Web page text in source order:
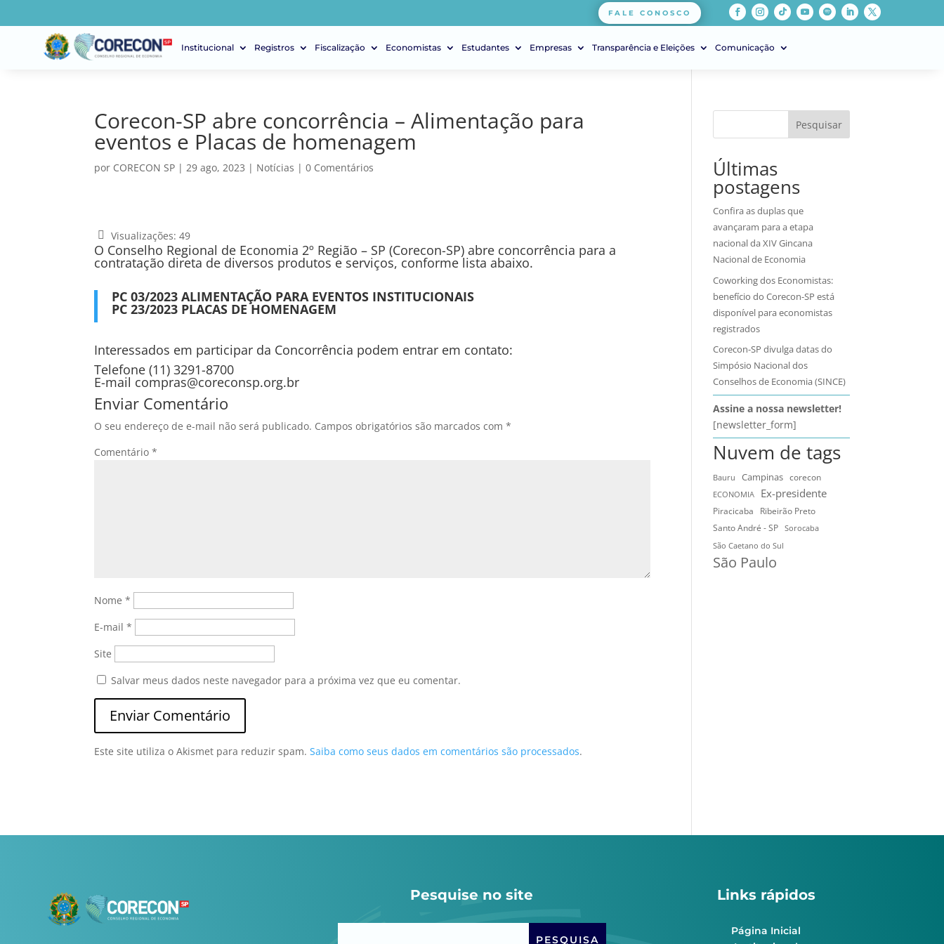
FALE CONOSCO
Institucional Registros Fiscalização Economistas Estudantes Empresas Transparência e Eleições Comunicação
Corecon-SP abre concorrência – Alimentação para
eventos e Placas de homenagem
por CORECON SP |29 ago, 2023 | Notícias |0 Comentários
Visualizações: 49
O Conselho Regional de Economia 2º Região – SP (Corecon-SP) abre concorrência para a
contratação direta de diversos produtos e serviços, conforme lista abaixo.
PC 03/2023 ALIMENTAÇÃO PARA EVENTOS INSTITUCIONAIS
PC 23/2023 PLACAS DE HOMENAGEM
Interessados em participar da Concorrência podem entrar em contato:
Telefone (11) 3291-8700
E-mail compras@coreconsp.org.br
Enviar Comentário
O seu endereço de e-mail não será publicado. Campos obrigatórios são marcados com*
Comentário*
Nome*
E-mail*
Site
Salvar meus dados neste navegador para a próxima vez que eu comentar.
Este site utiliza o Akismet para reduzir spam.Saiba como seus dados em comentários são processados.
Pesquisar
Últimas
postagens
Confira as duplas que
avançaram para a etapa
nacional da XIV Gincana
Nacional de Economia
Coworking dos Economistas:
benefício do Corecon-SP está
disponível para economistas
registrados
Corecon-SP divulga datas do
Simpósio Nacional dos
Conselhos de Economia (SINCE)
Assine a nossa newsletter!
[newsletter_form]
Nuvem de tags
Bauru Campinas
corecon
ECONOMIA
Ex-presidente
Piracicaba
Ribeirão Preto
Santo André - SP
Sorocaba
São Caetano do Sul
São Paulo
Pesquise no site Links rápidos
Página Inicial